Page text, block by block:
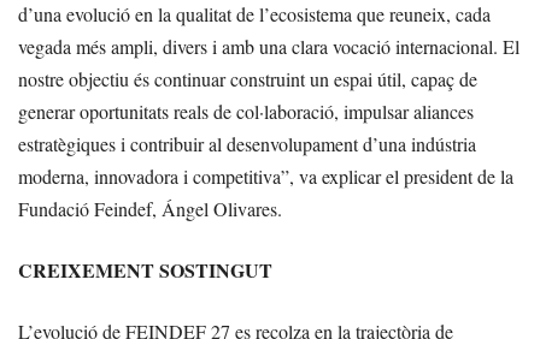
d’una evolució en la qualitat de l’ecosistema que reuneix, cada
vegada més ampli, divers i amb una clara vocació internacional. El
nostre objectiu és continuar construint un espai útil, capaç de
generar oportunitats reals de col·laboració, impulsar aliances
estratègiques i contribuir al desenvolupament d’una indústria
moderna, innovadora i competitiva”, va explicar el president de la
Fundació Feindef, Ángel Olivares.
CREIXEMENT SOSTINGUT
L’evolució de FEINDEF 27 es recolza en la trajectòria de